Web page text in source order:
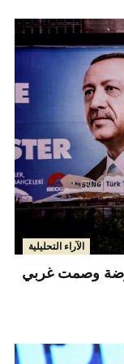
الآراء التحليلية
وصمت غربي